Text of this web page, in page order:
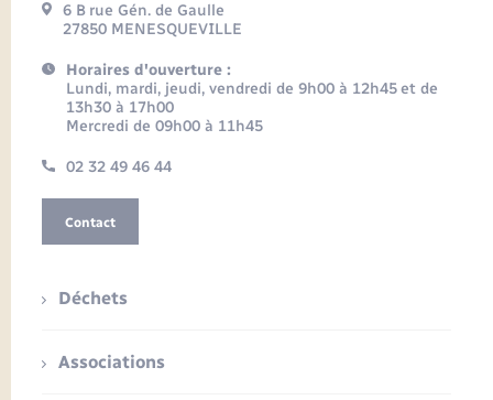
6 B rue Gén. de Gaulle
27850 MENESQUEVILLE
Horaires d'ouverture :
Lundi, mardi, jeudi, vendredi de 9h00 à 12h45 et de
13h30 à 17h00
Mercredi de 09h00 à 11h45
02 32 49 46 44
Contact
Déchets
Associations